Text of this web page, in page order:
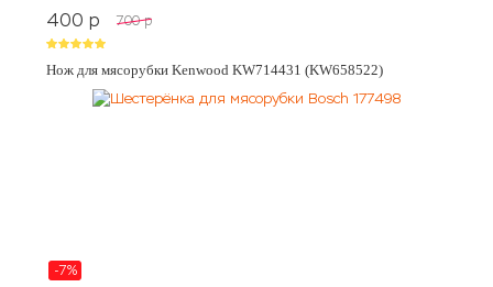
400 p 700 p
Нож для мясорубки Kenwood KW714431 (KW658522)
-7%